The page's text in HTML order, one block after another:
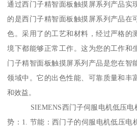
通过西门子精智面板触摸屏系列产品实
的是西门子精智面板触摸屏系列产品在
色。采用了的工艺和材料，经过严格的
境下都能够正常工作。这为您的工作和
门子精智面板触摸屏系列产品是您在智
领域中。它的出色性能、可靠质量和丰
和效益。
SIEMENS西门子伺服电机低压电
势：1. 节能：西门子的伺服电机低压电